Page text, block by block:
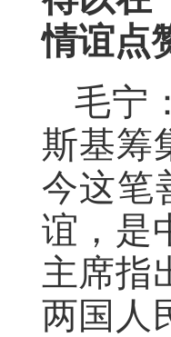
情谊点
毛宁
斯基筹
今这笔
谊，是
主席指
两国人